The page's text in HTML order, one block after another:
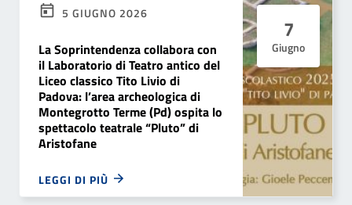
7
Giugno
5 GIUGNO 2026
La Soprintendenza collabora con
il Laboratorio di Teatro antico del
Liceo classico Tito Livio di
Padova: l’area archeologica di
Montegrotto Terme (Pd) ospita lo
spettacolo teatrale “Pluto” di
Aristofane
LEGGI DI PIÙ